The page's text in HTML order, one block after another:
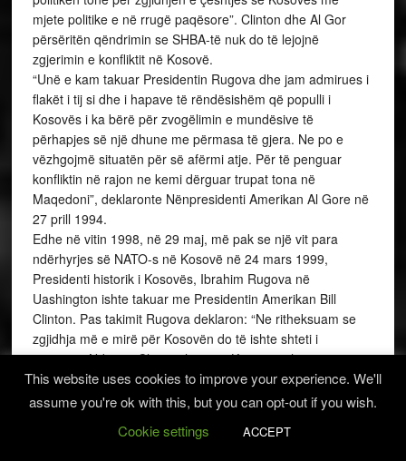
mjete politike e në rrugë paqësore”. Clinton dhe Al Gor
përsëritën qëndrimin se SHBA-të nuk do të lejojnë
zgjerimin e konfliktit në Kosovë.
“Unë e kam takuar Presidentin Rugova dhe jam admirues i
flakët i tij si dhe i hapave të rëndësishëm që populli i
Kosovës i ka bërë për zvogëlimin e mundësive të
përhapjes së një dhune me përmasa të gjera. Ne po e
vëzhgojmë situatën për së afërmi atje. Për të penguar
konfliktin në rajon ne kemi dërguar trupat tona në
Maqedoni”, deklaronte Nënpresidenti Amerikan Al Gore në
27 prill 1994.
Edhe në vitin 1998, në 29 maj, më pak se një vit para
ndërhyrjes së NATO-s në Kosovë në 24 mars 1999,
Presidenti historik i Kosovës, Ibrahim Rugova në
Uashington ishte takuar me Presidentin Amerikan Bill
Clinton. Pas takimit Rugova deklaron: “Ne ritheksuam se
zgjidhja më e mirë për Kosovën do të ishte shteti i
pavarur”. Ndërsa, Clinton thotë se Kosova është një nga
shqetësimet amerikane dhe se SHBA-të do të intensifikojnë
angazhimin për zgjidhjen e çështjes së Kosovës në kuadër
Personalite të larta nga e gjithë bota, sa herë që vijnë në
This website uses cookies to improve your experience. We'll
assume you're ok with this, but you can opt-out if you wish.
Cookie settings
ACCEPT